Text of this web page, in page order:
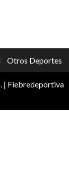
Otros Deportes
| Fiebredeportiva